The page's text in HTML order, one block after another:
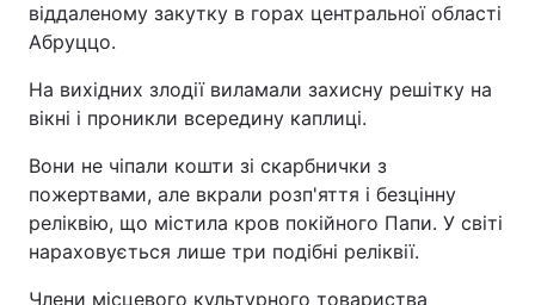
віддаленому закутку в горах центральної області
Абруццо.
На вихідних злодії виламали захисну решітку на
вікні і проникли всередину каплиці.
Вони не чіпали кошти зі скарбнички з
пожертвами, але вкрали розп'яття і безцінну
реліквію, що містила кров покійного Папи. У світі
нараховується лише три подібні реліквії.
Члени місцевого культурного товариства